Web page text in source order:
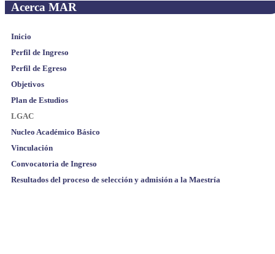
Acerca MAR
Inicio
Perfil de Ingreso
Perfil de Egreso
Objetivos
Plan de Estudios
LGAC
Nucleo Académico Básico
Vinculación
Convocatoria de Ingreso
Resultados del proceso de selección y admisión a la Maestría